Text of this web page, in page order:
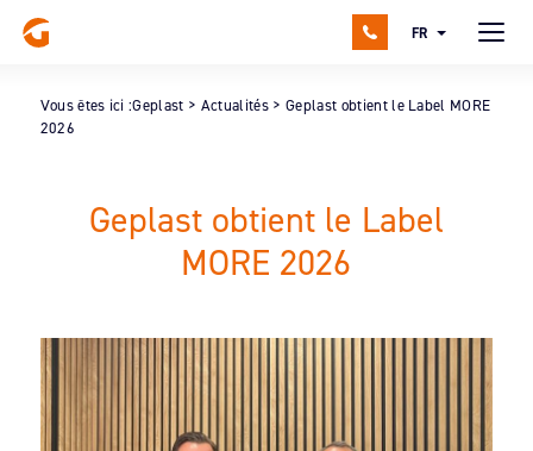
FR
Vous êtes ici :Geplast > Actualités > Geplast obtient le Label MORE
2026
Geplast obtient le Label
MORE 2026